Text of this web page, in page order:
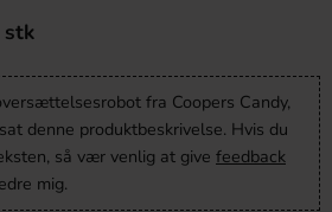
stk
fra Coopers Candy,
denne produktbeskrivelse. Hvis du
så vær venlig at give feedback
mig.